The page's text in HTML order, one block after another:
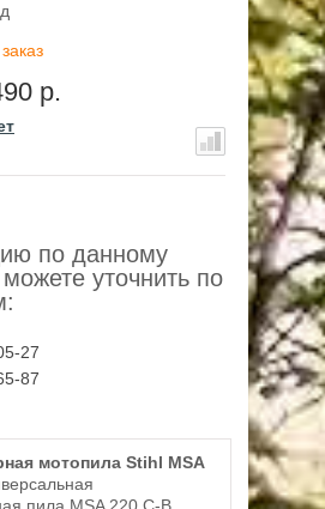
р.
по данному
уточнить по
27
87
мотопила Stihl MSA